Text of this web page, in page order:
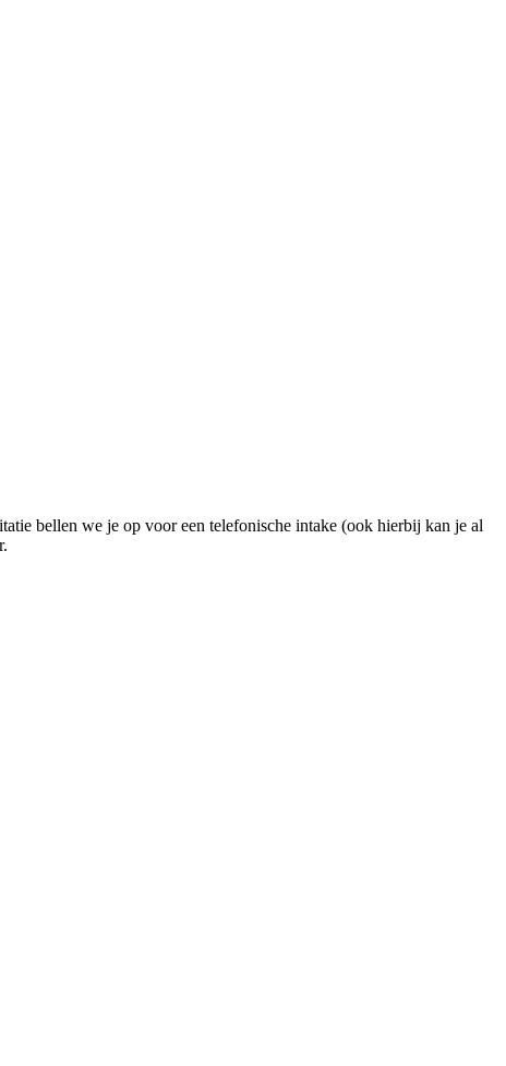
bellen we je op voor een telefonische intake (ook hierbij kan je al